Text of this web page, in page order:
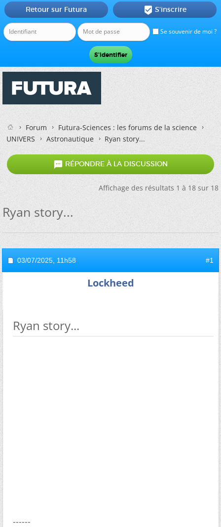
Se souvenir de moi ?
Retour sur Futura  S'inscrire
Forum
Futura-Sciences : les forums de la science
UNIVERS
Astronautique Ryan story...
 RÉPONDRE À LA DISCUSSION
Affichage des résultats 1 à 18 sur 18
Ryan story...
03/07/2025, 11h58 #1
Lockheed
Ryan story...
------